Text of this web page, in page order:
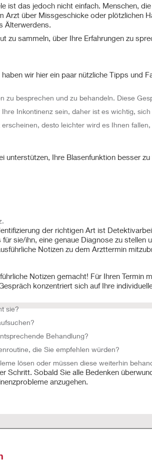
ist das jedoch nicht einfach. Menschen,
über Missgeschicke oder plötzlichen
Älterwerdens.
sammeln, über Ihre Erfahrungen zu
wir hier ein paar nützliche Tipps und
besprechen und zu behandeln. Diese
Inkontinenz sein, daher ist es wichtig,
desto leichter wird es Ihnen
Ihre Blasenfunktion besser
der richtigen Art ist
sie/ihn, eine genaue Diagnose zu stellen
Notizen zu dem Arzttermin
Notizen gemacht! Für Ihren Termin
konzentriert sich auf Ihre
sie?
Behandlung?
die Sie empfehlen würden?
lösen oder müssen diese weiterhin
Sobald Sie alle Bedenken
anzugehen.